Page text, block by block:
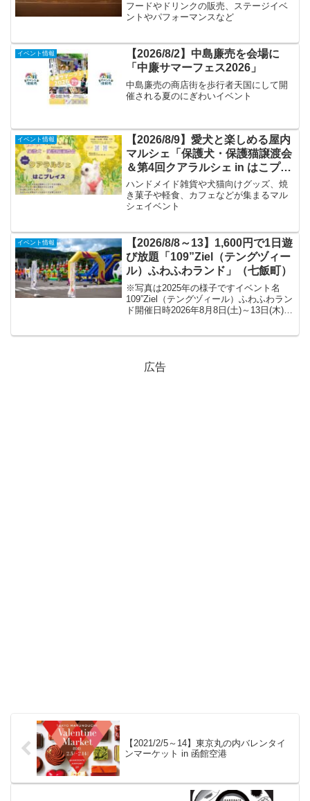
フードやドリンクの販売、ステージイベ
ントやパフォーマンスなど
イベント情報
【2026/8/2】中島廉売を会場に
「中廉サマーフェス2026」
中島廉売の商店街を歩行者天国にして開
催される夏のにぎわいイベント
イベント情報
【2026/8/9】愛犬と楽しめる屋内
マルシェ「保護犬・保護猫譲渡会
＆第4回クアラルシェ in はこプレ
イス」
ハンドメイド雑貨や犬猫向けグッズ、焼
き菓子や軽食、カフェなどが集まるマル
シェイベント
イベント情報
【2026/8/8～13】1,600円で1日遊
び放題「109”Ziel（テングヅィー
ル）ふわふわランド」（七飯町）
※写真は2025年の様子ですイベント名
109”Ziel（テングヅィール）ふわふわラン
ド開催日時2026年8月8日(土)～13日(木)
広告
【2021/2/5～14】東京丸の内バレンタイ
ンマーケット in 函館空港